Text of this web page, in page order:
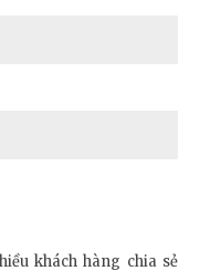
khách hàng chia sẻ